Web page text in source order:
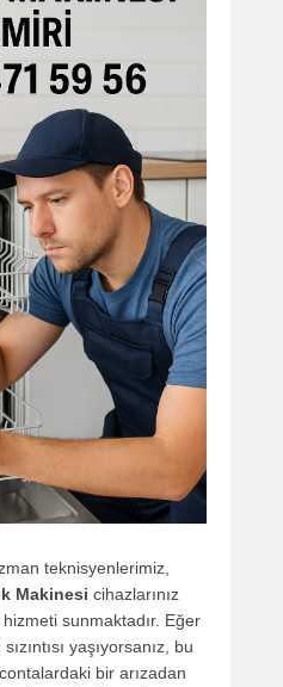
teknisyenlerimiz,
Makinesi cihazlarınız
sunmaktadır. Eğer
yaşıyorsanız, bu
bir arızadan